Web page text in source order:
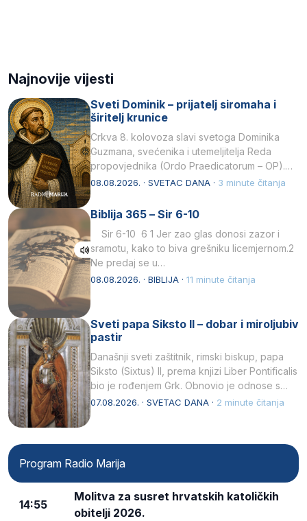
Najnovije vijesti
Sveti Dominik – prijatelj siromaha i
širitelj krunice
Crkva 8. kolovoza slavi svetoga Dominika
Guzmana, svećenika i utemeljitelja Reda
propovjednika (Ordo Praedicatorum – OP).
Svojim životom, dubokom ljubavlju prema
08.08.2026. · SVETAC DANA · 3 minute čitanja
Biblija 365 – Sir 6-10
Sir 6-10 6 1 Jer zao glas donosi zazor i
sramotu, kako to biva grešniku licemjernom.2
Ne predaj se u…
08.08.2026. · BIBLIJA · 11 minute čitanja
Sveti papa Siksto II – dobar i miroljubiv
pastir
Današnji sveti zaštitnik, rimski biskup, papa
Siksto (Sixtus) II, prema knjizi Liber Pontificalis
bio je rođenjem Grk. Obnovio je odnose s
afričkim…
07.08.2026. · SVETAC DANA · 2 minute čitanja
Program Radio Marija
14:55
Molitva za susret hrvatskih katoličkih
obitelji 2026.